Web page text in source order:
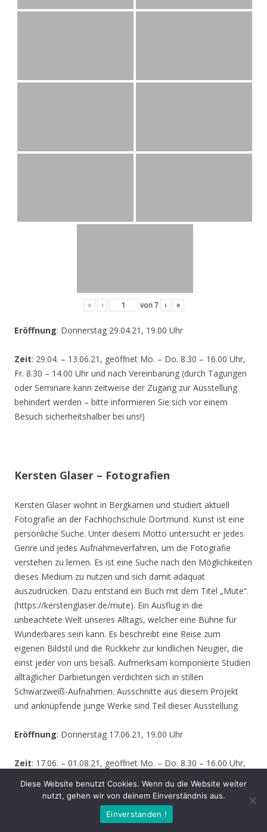
« ‹ von 7 › »
Eröffnung: Donnerstag 29.04.21, 19.00 Uhr
Zeit: 29.04. – 13.06.21, geöffnet Mo. – Do. 8.30 – 16.00 Uhr,
Fr. 8.30 – 14.00 Uhr und nach Vereinbarung (durch Tagungen
oder Seminare kann zeitweise der Zugang zur Ausstellung
behindert werden – bitte informieren Sie sich vor einem
Besuch sicherheitshalber bei uns!)
Kersten Glaser – Fotografien
Kersten Glaser wohnt in Bergkamen und studiert aktuell
Fotografie an der Fachhochschule Dortmund. Kunst ist eine
persönliche Suche. Unter diesem Motto untersucht er jedes
Genre und jedes Aufnahmeverfahren, um die Fotografie
verstehen zu lernen. Es ist eine Suche nach den Möglichkeiten
dieses Medium zu nutzen und sich damit adäquat
auszudrücken. Dazu entstand ein Buch mit dem Titel „Mute“.
(https://kerstenglaser.de/mute). Ein Ausflug in die
unbeachtete Welt unseres Alltags, welcher eine Bühne für
Wunderbares sein kann. Es beschreibt eine Reise zum
eigenen Bildstil und die Rückkehr zur kindlichen Neugier, die
einst jeder von uns besaß. Aufmerksam komponierte Studien
alltäglicher Darbietungen verdichten sich in stillen
Schwarzweiß-Aufnahmen. Ausschnitte aus diesem Projekt
und anknüpfende junge Werke sind Teil dieser Ausstellung.
Eröffnung: Donnerstag 17.06.21, 19.00 Uhr
Zeit: 17.06. – 01.08.21, geöffnet Mo. – Do. 8.30 – 16.00 Uhr,
oder Seminare kann zeitweise der Zugang zur Ausstellung
behindert werden – bitte informieren Sie sich vor einem
Besuch sicherheitshalber bei uns!)
Diese Website benutzt Cookies. Wenn du die Website weiter
nutzt, gehen wir von deinem Einverständnis aus.
Einverstanden !